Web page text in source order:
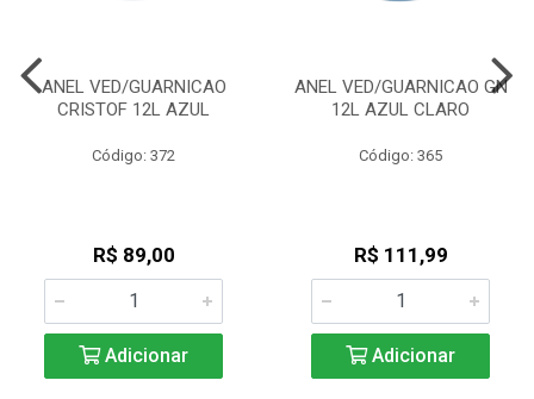
ANEL VED/GUARNICAO
CRISTOF 12L AZUL
Código: 372
R$ 89,00
Adicionar
ANEL VED/GUARNICAO GN
12L AZUL CLARO
Código: 365
R$ 111,99
Adicionar